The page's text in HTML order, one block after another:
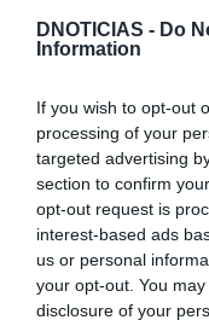
DNOTICIAS - Do
Information
If you wish to opt-out
processing of your
targeted advertising
section to confirm
opt-out request is
interest-based ads
us or personal
your opt-out. You
disclosure of your